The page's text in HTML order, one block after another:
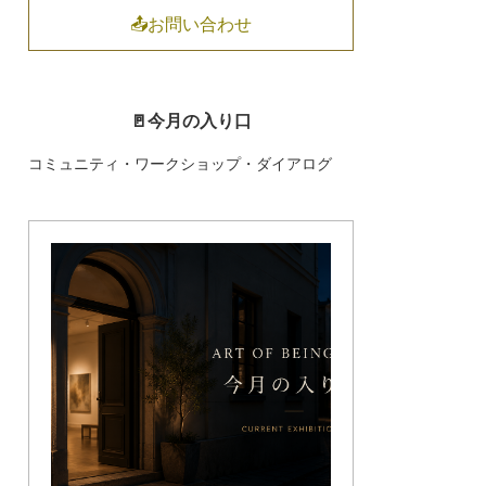
📤お問い合わせ
🚪今月の入り口
コミュニティ・ワークショップ・ダイアログ